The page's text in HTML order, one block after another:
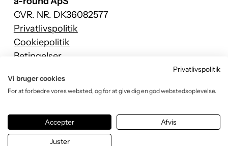
CVR. NR. DK36082577
Privatlivspolitik
Cookiepolitik
Betingelser
Facebook
Instagram
Privatlivspolitik
Vi bruger cookies
For at forbedre vores websted, og for at give dig en god webstedsoplevelse.
Accepter Afvis
Juster